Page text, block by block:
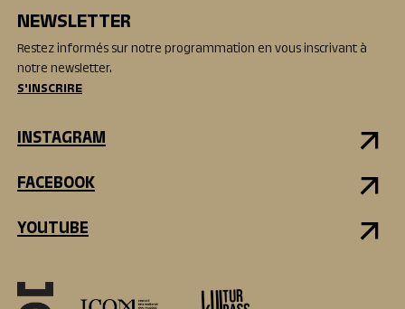
NEWSLETTER
Restez informés sur notre programmation en vous inscrivant à
notre newsletter.
S'INSCRIRE
INSTAGRAM
FACEBOOK
YOUTUBE